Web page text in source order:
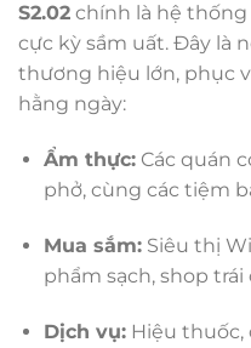
S2.02 chính là hệ thống
cực kỳ sầm uất. Đây là
thương hiệu lớn, phục
hằng ngày:
Ẩm thực:Các quán
phở, cùng các tiệm
Mua sắm:Siêu thị
phẩm sạch, shop trái
Dịch vụ:Hiệu thuốc,